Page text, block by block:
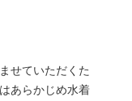
せていただくた
あらかじめ水着